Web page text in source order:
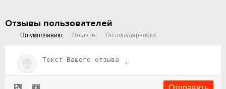
Отзывы пользователей
По умолчанию По дате По популярности